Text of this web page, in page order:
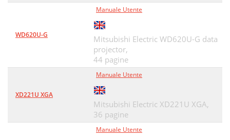
WD620U-G
Manuale Utente
Mitsubishi Electric WD620U-G data
projector,
44 pagine
XD221U XGA
Manuale Utente
Mitsubishi Electric XD221U XGA,
36 pagine
Manuale Utente